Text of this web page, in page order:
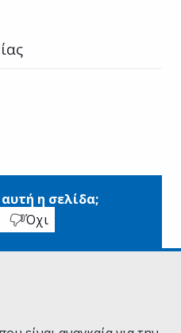
αυτή η σελίδα;
Όχι